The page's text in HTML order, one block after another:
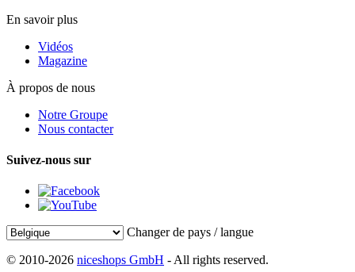
En savoir plus
Vidéos
Magazine
À propos de nous
Notre Groupe
Nous contacter
Suivez-nous sur
Changer de pays / langue
© 2010-2026 niceshops GmbH - All rights reserved.